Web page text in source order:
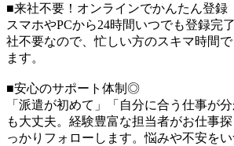
■来社不要！オンラインでかんたん登録
スマホやPCから24時間いつでも登録完
社不要なので、忙しい方のスキマ時間
ます。
■安心のサポート体制◎
「派遣が初めて」「自分に合う仕事が
も大丈夫。経験豊富な担当者がお仕事
っかりフォローします。悩みや不安を